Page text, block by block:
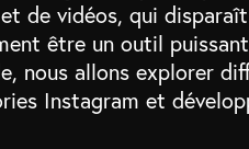
de vidéos, qui
être un outil
nous allons explorer
Instagram et